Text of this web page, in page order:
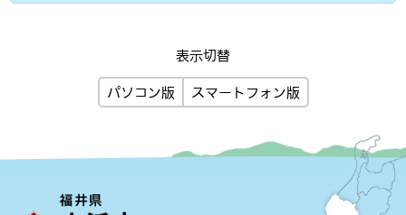
表示切替
パソコン版 スマートフォン版